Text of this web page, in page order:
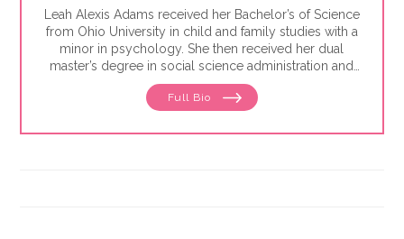
Leah Alexis Adams received her Bachelor’s of Science
from Ohio University in child and family studies with a
minor in psychology. She then received her dual
master’s degree in social science administration and
nonprofit mManagement from Case Western Reserve
University. Leah is the program director for the
She has been with the organization for almost seven
Full Bio